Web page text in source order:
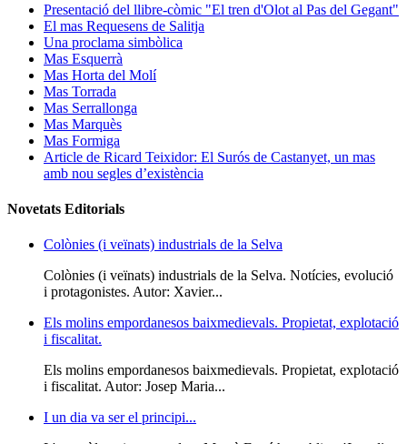
Presentació del llibre-còmic "El tren d'Olot al Pas del Gegant"
El mas Requesens de Salitja
Una proclama simbòlica
Mas Esquerrà
Mas Horta del Molí
Mas Torrada
Mas Serrallonga
Mas Marquès
Mas Formiga
Article de Ricard Teixidor: El Surós de Castanyet, un mas
amb nou segles d’existència
Novetats Editorials
Colònies (i veïnats) industrials de la Selva
Colònies (i veïnats) industrials de la Selva. Notícies, evolució
i protagonistes. Autor: Xavier...
Els molins empordanesos baixmedievals. Propietat, explotació
i fiscalitat.
Els molins empordanesos baixmedievals. Propietat, explotació
i fiscalitat. Autor: Josep Maria...
I un dia va ser el principi...